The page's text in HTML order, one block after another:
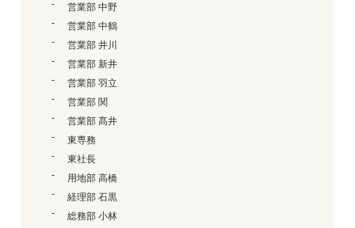
営業部 中野
営業部 中鶴
営業部 井川
営業部 新井
営業部 羽立
営業部 関
営業部 髙井
東専務
東社長
用地部 高橋
経理部 石黒
総務部 小林